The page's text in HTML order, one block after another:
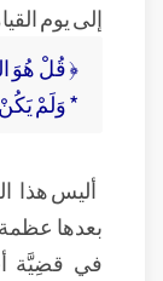
إلى يوم
﴿ قُلْ هُوَ
* وَلَمْ
أليس هذا
بعدها
في قضِيَّة